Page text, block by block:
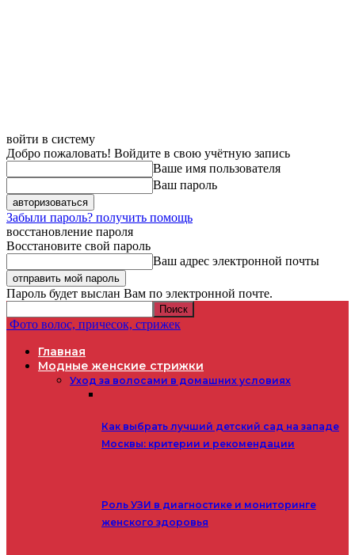
войти в систему
Добро пожаловать! Войдите в свою учётную запись
Ваше имя пользователя
Ваш пароль
Забыли пароль? получить помощь
восстановление пароля
Восстановите свой пароль
Ваш адрес электронной почты
Пароль будет выслан Вам по электронной почте.
Фото волос, причесок, стрижек
Главная
Модные женские стрижки
Уход за волосами в домашних условиях
Как выбрать лучший детский сад на западе
Москвы: критерии и рекомендации
Роль УЗИ в диагностике и мониторинге
женского здоровья